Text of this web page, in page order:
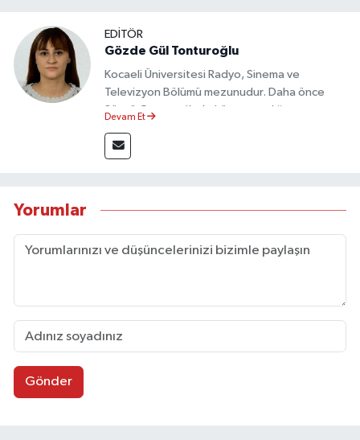
EDİTÖR
Gözde Gül Tonturoğlu
Kocaeli Üniversitesi Radyo, Sinema ve
Televizyon Bölümü mezunudur. Daha önce
Sözcü Gazetesi’nde köşe yazarlığı yapmış ve
Devam Et
Yorumlar
Gönder